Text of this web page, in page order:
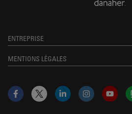
ENTREPRISE
MENTIONS LÉGALES
Facebook
X LinkedInInstagram